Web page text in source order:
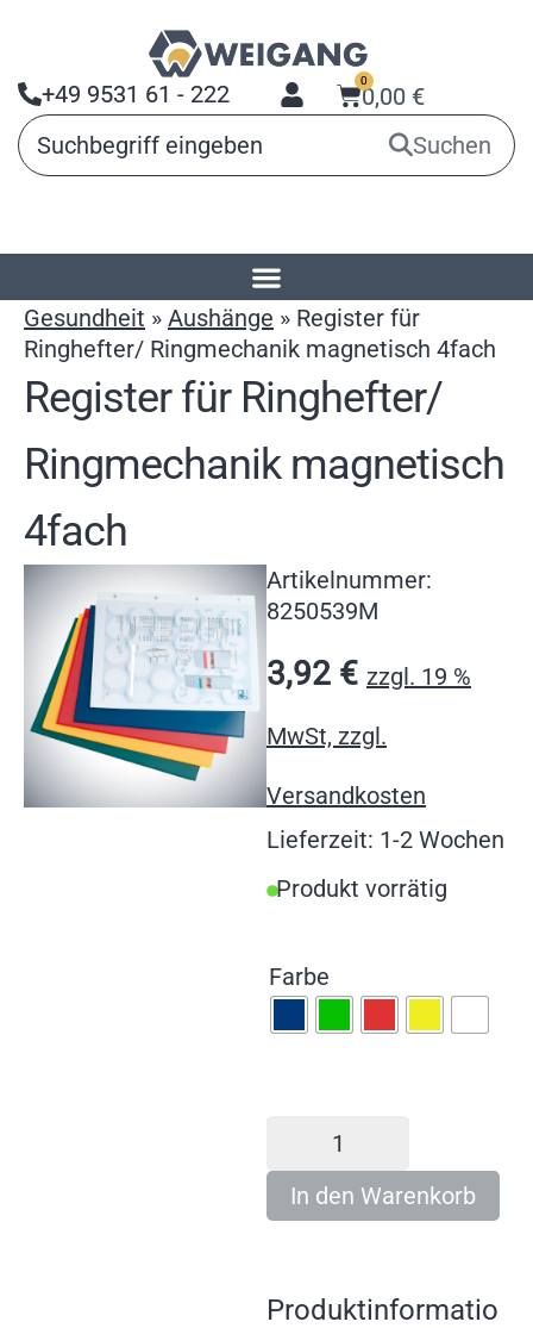
+49 9531 61 - 222 0,00 €
0
Suchen
»Arbeitsmittel für
Gesundheit » Aushänge » Register für
Ringhefter/ Ringmechanik magnetisch 4fach
Register für Ringhefter/
Ringmechanik magnetisch
4fach
Artikelnummer:
8250539M
3,92 € zzgl. 19 %
MwSt, zzgl.
Versandkosten
Lieferzeit: 1-2 Wochen
Produkt vorrätig
Farbe
In den Warenkorb
Produktinformatio